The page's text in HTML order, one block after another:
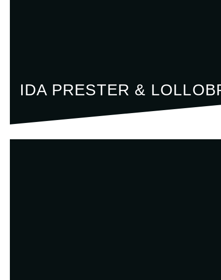
IDA PRESTER &